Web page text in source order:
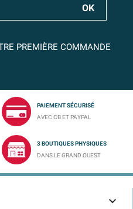
PREMIÈRE COMMANDE
PAIEMENT SÉCURISÉ
AVEC CB ET PAYPAL
3 BOUTIQUES PHYSIQUES
DANS LE GRAND OUEST
